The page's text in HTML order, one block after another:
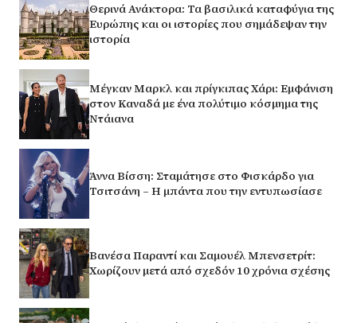
Θερινά Ανάκτορα: Τα βασιλικά καταφύγια της
Ευρώπης και οι ιστορίες που σημάδεψαν την
ιστορία
Μέγκαν Μαρκλ και πρίγκιπας Χάρι: Εμφάνιση
στον Καναδά με ένα πολύτιμο κόσμημα της
Ντάιανα
Άννα Βίσση: Σταμάτησε στο Φισκάρδο για
Τσιτσάνη – Η μπάντα που την εντυπωσίασε
Βανέσα Παραντί και Σαμουέλ Μπενσετρίτ:
Χωρίζουν μετά από σχεδόν 10 χρόνια σχέσης